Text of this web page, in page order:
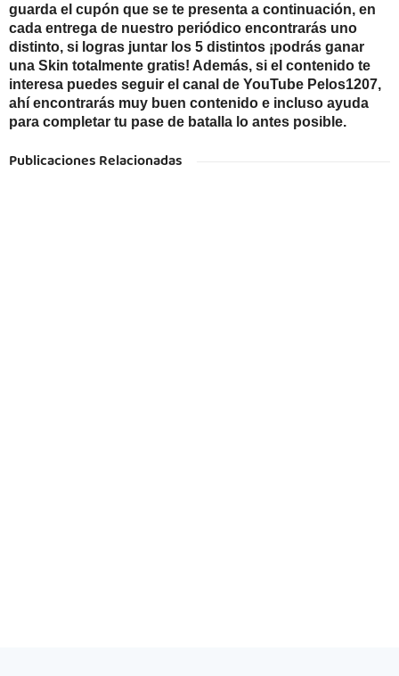
guarda el cupón que se te presenta a continuación, en
cada entrega de nuestro periódico encontrarás uno
distinto, si logras juntar los 5 distintos ¡podrás ganar
una Skin totalmente gratis! Además, si el contenido te
interesa puedes seguir el canal de YouTube Pelos1207,
ahí encontrarás muy buen contenido e incluso ayuda
para completar tu pase de batalla lo antes posible.
Publicaciones Relacionadas